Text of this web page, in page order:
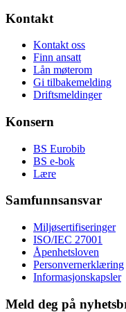
Kontakt
Kontakt oss
Finn ansatt
Lån møterom
Gi tilbakemelding
Driftsmeldinger
Konsern
BS Eurobib
BS e-bok
Lære
Samfunnsansvar
Miljøsertifiseringer
ISO/IEC 27001
Åpenhetsloven
Personvernerklæring
Informasjonskapsler
Meld deg på